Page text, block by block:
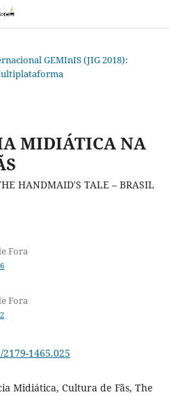
GEMInIS (JIG 2018):
MIDIÁTICA NA
HANDMAID'S TALE – BRASIL
Fora
Fora
1465.025
Midiática, Cultura de Fãs, The